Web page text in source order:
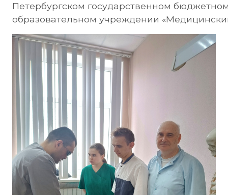
Петербургском государственном
образовательном учреждении